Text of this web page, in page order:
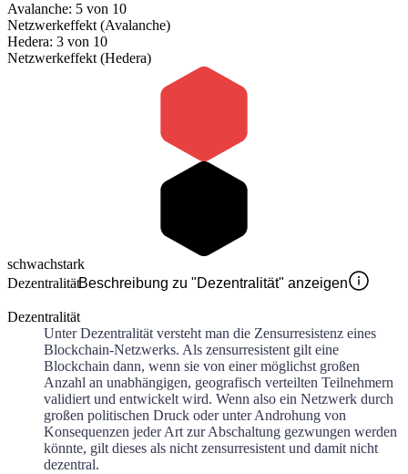
Avalanche: 5 von 10
Netzwerkeffekt (Avalanche)
Hedera: 3 von 10
Netzwerkeffekt (Hedera)
schwachstark
DezentralitätBeschreibung zu "Dezentralität" anzeigen
Dezentralität
Unter Dezentralität versteht man die Zensurresistenz eines
Blockchain-Netzwerks. Als zensurresistent gilt eine
Blockchain dann, wenn sie von einer möglichst großen
Anzahl an unabhängigen, geografisch verteilten Teilnehmern
validiert und entwickelt wird. Wenn also ein Netzwerk durch
großen politischen Druck oder unter Androhung von
Konsequenzen jeder Art zur Abschaltung gezwungen werden
könnte, gilt dieses als nicht zensurresistent und damit nicht
dezentral.